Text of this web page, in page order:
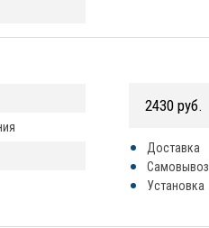
2430 руб.
Доставка
Самовывоз
Установка